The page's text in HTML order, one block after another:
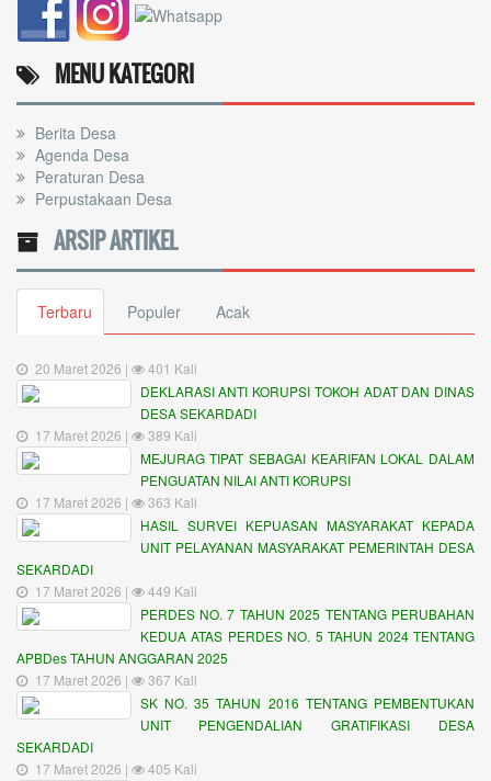
MENU KATEGORI
Berita Desa
Agenda Desa
Peraturan Desa
Perpustakaan Desa
ARSIP ARTIKEL
Terbaru Populer Acak
20 Maret 2026 |
401 Kali
DEKLARASI ANTI KORUPSI TOKOH ADAT DAN DINAS
DESA SEKARDADI
17 Maret 2026 |
389 Kali
MEJURAG TIPAT SEBAGAI KEARIFAN LOKAL DALAM
PENGUATAN NILAI ANTI KORUPSI
17 Maret 2026 |
363 Kali
HASIL SURVEI KEPUASAN MASYARAKAT KEPADA
UNIT PELAYANAN MASYARAKAT PEMERINTAH DESA
SEKARDADI
17 Maret 2026 |
449 Kali
PERDES NO. 7 TAHUN 2025 TENTANG PERUBAHAN
KEDUA ATAS PERDES NO. 5 TAHUN 2024 TENTANG
APBDes TAHUN ANGGARAN 2025
17 Maret 2026 |
367 Kali
SK NO. 35 TAHUN 2016 TENTANG PEMBENTUKAN
UNIT PENGENDALIAN GRATIFIKASI DESA
SEKARDADI
17 Maret 2026 |
405 Kali